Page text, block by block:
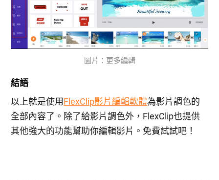
圖片：更多編輯
結語
以上就是使用FlexClip影片編輯軟體為影片調色的
全部內容了。除了給影片調色外，FlexClip也提供
其他強大的功能幫助你編輯影片。免費試試吧！